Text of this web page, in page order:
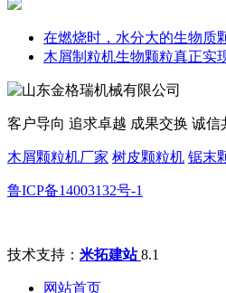
在燃烧时，水分大的生物质
木屑制粒机生物颗粒真正实
客户导向 追求卓越 成果交换 诚信
木屑颗粒机厂家 树皮颗粒机 锯末
鲁ICP备14003132号-1
技术支持： 米拓建站8.1
网站首页